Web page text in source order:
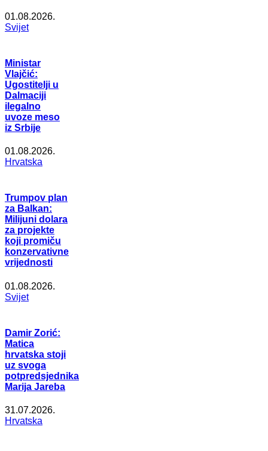
01.08.2026.
Svijet
Ministar
Vlajčić:
Ugostitelji u
Dalmaciji
ilegalno
uvoze meso
iz Srbije
01.08.2026.
Hrvatska
Trumpov plan
za Balkan:
Milijuni dolara
za projekte
koji promiču
konzervativne
vrijednosti
01.08.2026.
Svijet
Damir Zorić:
Matica
hrvatska stoji
uz svoga
potpredsjednika
Marija Jareba
31.07.2026.
Hrvatska